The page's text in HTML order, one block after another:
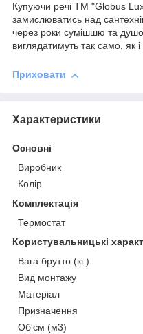
Купуючи речі ТМ "Globus
замислюватись над
через роки сумішшю та
виглядатимуть так само, як і
Приховати
Характеристики
Основні
Виробник
Колір
Комплектація
Термостат
Користувальницькі
Вага брутто (кг.)
Вид монтажу
Матеріал
Призначення
Об'єм (м3)